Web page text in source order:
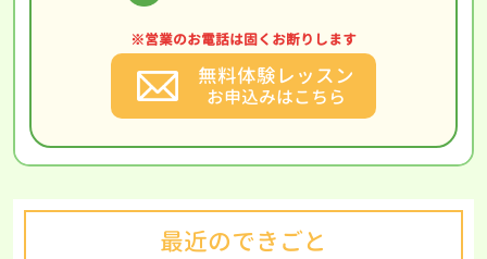
※営業のお電話は固くお断りします
無料体験レッスン
お申込みはこちら
最近のできごと